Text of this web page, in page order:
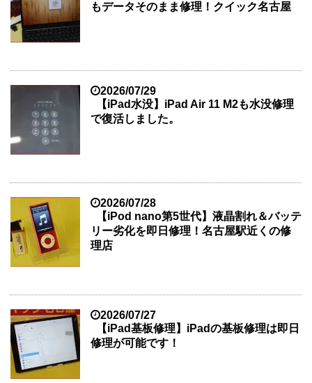
もデータそのまま修理！クイック名古屋
2026/07/29
【iPad水没】iPad Air 11 M2も水没修理
で復活しました。
2026/07/28
【iPod nano第5世代】液晶割れ＆バッテ
リー劣化を即日修理！名古屋駅近くの修
理店
2026/07/27
【iPad基板修理】iPadの基板修理は即日
修理が可能です！